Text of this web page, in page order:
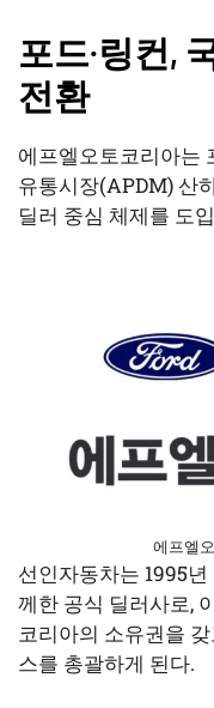
포드·링컨,
전환
에프엘오토코리아는
유통시장(APDM) 산
딜러 중심 체제를 도
에프엘
선인자동차는 1995
께한 공식 딜러사로,
코리아의 소유권을
스를 총괄하게 된다.